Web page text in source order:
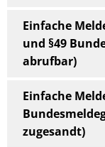
Einfache
und §49
abrufbar)
Einfache
zugesandt)